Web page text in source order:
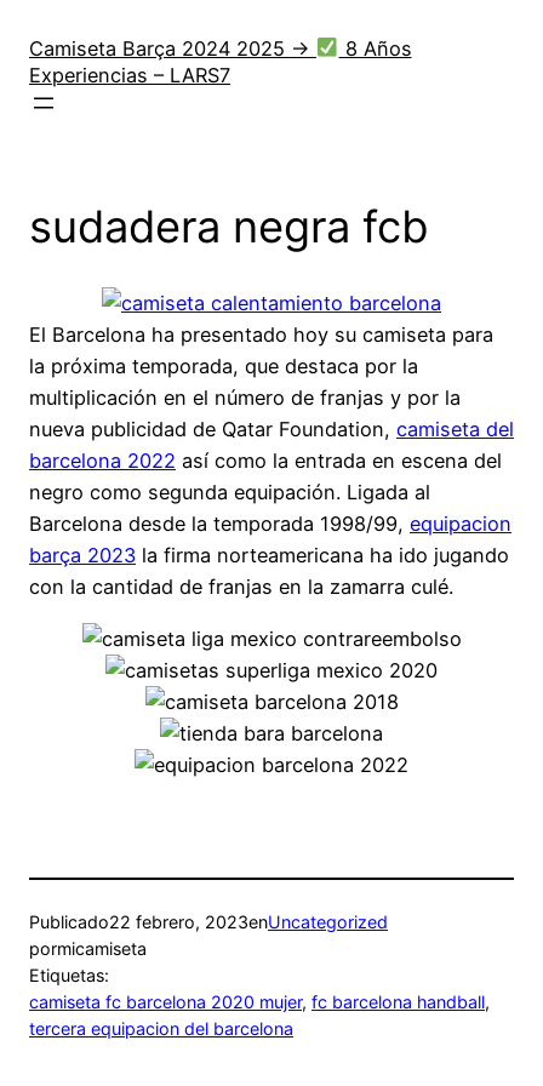
contenido
Camiseta Barça 2024 2025 →
8 Años
Experiencias – LARS7
sudadera negra fcb
El Barcelona ha presentado hoy su camiseta para
la próxima temporada, que destaca por la
multiplicación en el número de franjas y por la
nueva publicidad de Qatar Foundation, camiseta del
barcelona 2022 así como la entrada en escena del
negro como segunda equipación. Ligada al
Barcelona desde la temporada 1998/99, equipacion
barça 2023 la firma norteamericana ha ido jugando
con la cantidad de franjas en la zamarra culé.
Publicado22 febrero, 2023enUncategorized
pormicamiseta
Etiquetas:
camiseta fc barcelona 2020 mujer, fc barcelona handball
tercera equipacion del barcelona